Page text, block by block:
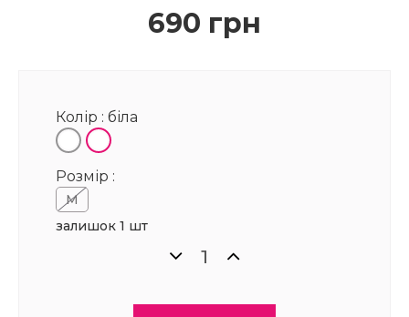
690 грн
Колір : біла
Розмір :
M
залишок 1 шт